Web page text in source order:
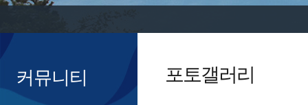
커뮤니티 포토갤러리